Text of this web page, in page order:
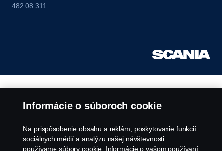
482 08 311
Informácie o súboroch cookie
Na prispôsobenie obsahu a reklám, poskytovanie funkcií
sociálnych médií a analýzu našej návštevnosti
používame súbory cookie. Informácie o vašom používaní